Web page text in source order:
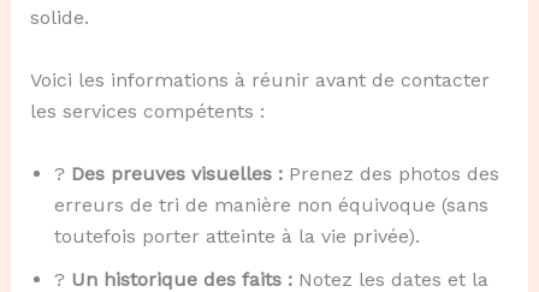
solide.
Voici les informations à réunir avant de contacter
les services compétents :
? Des preuves visuelles :Prenez des photos des
erreurs de tri de manière non équivoque (sans
toutefois porter atteinte à la vie privée).
?️ Un historique des faits :Notez les dates et la